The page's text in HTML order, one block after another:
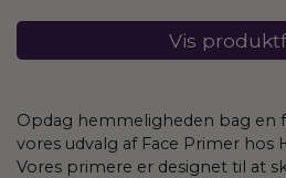
Vis
Opdag hemmeligheden bag en
vores udvalg af Face Primer hos
Vores primere er designet til at